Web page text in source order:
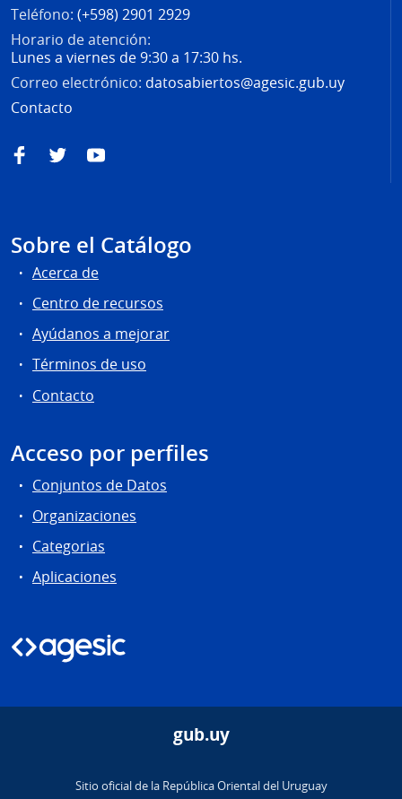
Teléfono: (+598) 2901 2929
Horario de atención:
Lunes a viernes de 9:30 a 17:30 hs.
Correo electrónico: datosabiertos@agesic.gub.uy
Contacto
FacebookTwitterYouTube
Sobre el Catálogo
Acerca de
Centro de recursos
Ayúdanos a mejorar
Términos de uso
Contacto
Acceso por perfiles
Conjuntos de Datos
Organizaciones
Categorias
Aplicaciones
gub.uy
Sitio oficial de la República Oriental del Uruguay